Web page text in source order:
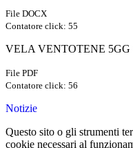
File DOCX
Contatore click: 55
VELA VENTOTENE 5GG
File PDF
Contatore click: 56
Notizie
Questo sito o gli strumenti
cookie necessari al